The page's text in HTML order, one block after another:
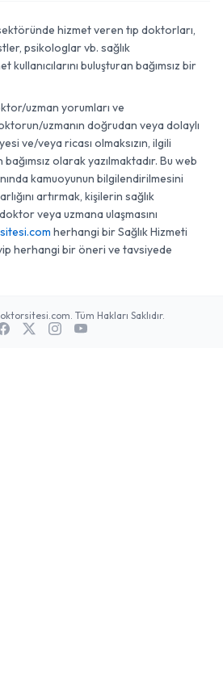
hizmet veren tıp doktorları,
psikologlar vb. sağlık
buluşturan bağımsız bir
uzman yorumları ve
uzmanın doğrudan veya dolaylı
ve/veya ricası olmaksızın, ilgili
olarak yazılmaktadır. Bu web
kamuoyunun bilgilendirilmesini
artırmak, kişilerin sağlık
veya uzmana ulaşmasını
herhangi bir Sağlık Hizmeti
herhangi bir öneri ve tavsiyede
Tüm Hakları Saklıdır.